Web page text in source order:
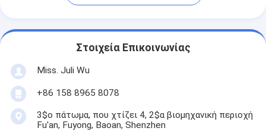
Στοιχεία Επικοινωνίας
Miss. Juli Wu
+86 158 8965 8078
3$ο πάτωμα, που χτίζει 4, 2$α βιομηχανική περιοχή
Fu'an, Fuyong, Baoan, Shenzhen